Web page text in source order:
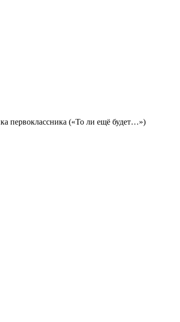
первоклассника («То ли ещё будет…»)